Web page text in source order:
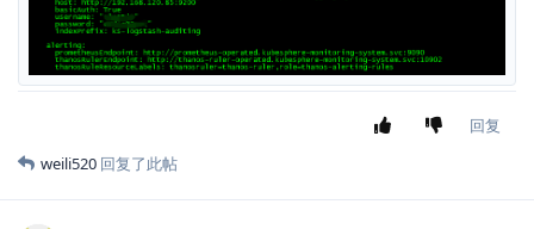
回复
weili520 回复了此帖